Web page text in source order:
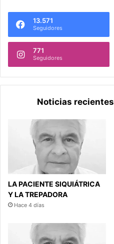
13.571
Seguidores
771
Seguidores
Noticias recientes
LA PACIENTE SIQUIÁTRICA
Y LA TREPADORA
Hace 4 días